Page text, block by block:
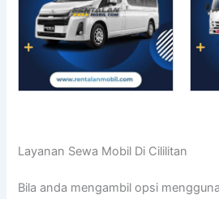
Layanan Sewa Mobil Di Cililitan
Bila anda mengambil opsi